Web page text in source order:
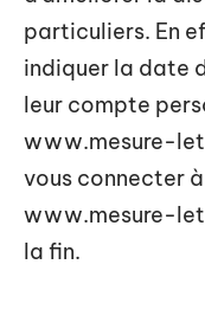
particuliers. En
indiquer la date
leur compte
www.mesure-
vous connecter
www.mesure-
la fin.